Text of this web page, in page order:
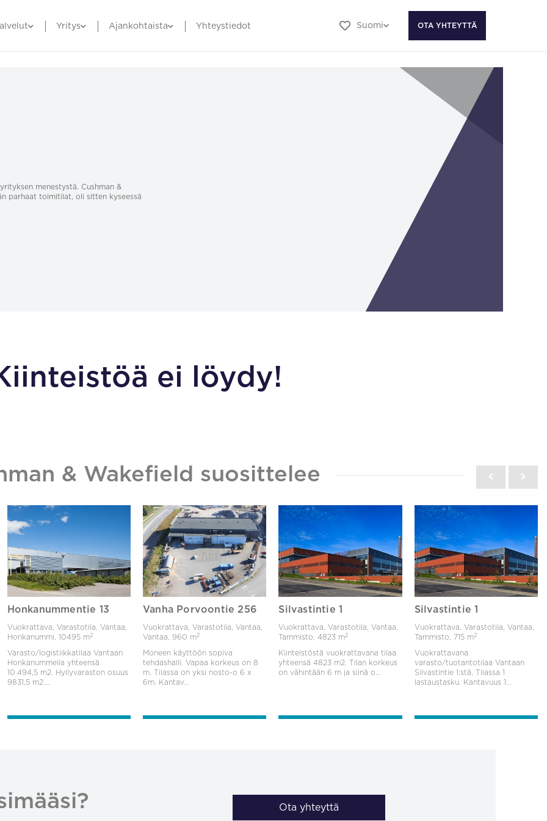
Yritys Ajankohtaista Yhteystiedot Suomi OTA YHTEYTTÄ
menestystä. Cushman &
parhaat toimitilat, oli sitten kyseessä
ei löydy!
& Wakefield suosittelee
Honkanummentie 13
Vuokrattava, Varastotila, Vantaa,
Honkanummi, 10495 m2
Varasto/logistiikkatilaa Vantaan
Honkanummella yhteensä
10.494,5 m2. Hyllyvaraston osuus
9831,5 m2....
Vanha Porvoontie 256
Vuokrattava, Varastotila, Vantaa,
Vantaa, 960 m2
Moneen käyttöön sopiva
tehdashalli. Vapaa korkeus on 8
m. Tilassa on yksi nosto-o 6 x
6m. Kantav...
Silvastintie 1
Vuokrattava, Varastotila, Vantaa,
Tammisto,4823 m2
Kiinteistöstä vuokrattavana tilaa
yhteensä 4823 m2. Tilan korkeus
on vähintään 6 m ja siinä o...
Silvastintie 1
Vuokrattava, Varastotila, Vantaa,
Tammisto,
715 m2
Vuokrattavana
varasto/tuotantotilaa Vantaan
Silvastintie 1:stä. Tilassa 1
lastaustasku. Kantavuus 1...
Ota yhteyttä